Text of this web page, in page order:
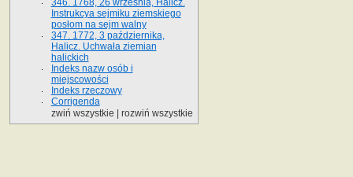
346. 1768, 26 września, Halicz.
Instrukcya sejmiku ziemskiego
posłom na sejm walny
347. 1772, 3 października,
Halicz. Uchwała ziemian
halickich
Indeks nazw osób i
miejscowości
Indeks rzeczowy
Corrigenda
zwiń wszystkie
rozwiń wszystkie